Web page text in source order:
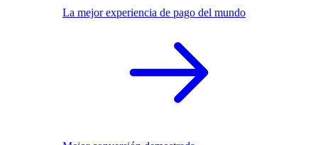
La mejor experiencia de pago del mundo